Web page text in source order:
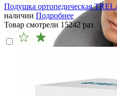
Подушка ортопедическая
наличии Подробнее
Товар смотрели 15242 раз